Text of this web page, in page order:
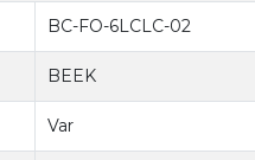
BC-FO-6LCLC-02
BEEK
Var